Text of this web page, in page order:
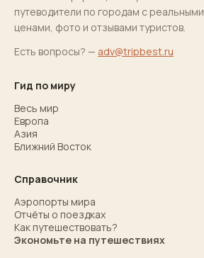
путеводители по городам с реальными
ценами, фото и отзывами туристов.
Есть вопросы? — adv@tripbest.ru
Гид по миру
Весь мир
Европа
Азия
Ближний Восток
Справочник
Аэропорты мира
Отчёты о поездках
Как путешествовать?
Экономьте на путешествиях